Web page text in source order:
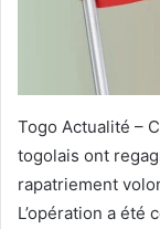
Togo Actualité –
togolais ont
rapatriement
L’opération a été